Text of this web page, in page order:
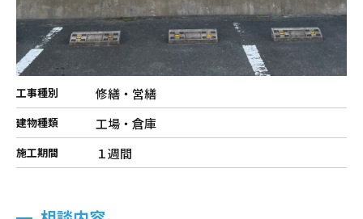
工事種別 修繕・営繕
建物種類 工場・倉庫
施工期間 １週間